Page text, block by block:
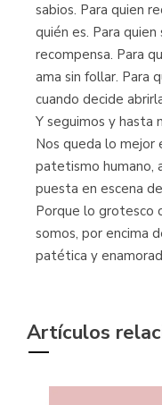
sabios. Para quien
quién es. Para
recompensa. Para
ama sin follar. Para
cuando decide
Y seguimos y hasta
Nos queda lo mejor
patetismo humano,
puesta en escena
Porque lo grotesco
somos, por encima
patética y
Artículos